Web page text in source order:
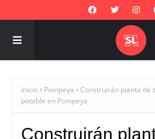
Inicio Pompeya
Construirán planta de
potable en Pompeya
Construirán